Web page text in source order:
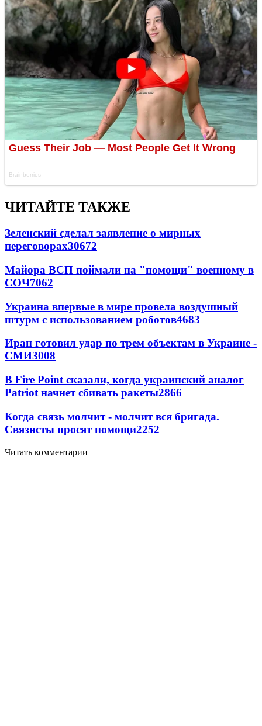
ЧИТАЙТЕ ТАКЖЕ
Зеленский сделал заявление о мирных
переговорах30672
Майора ВСП поймали на "помощи" военному в
СОЧ7062
Украина впервые в мире провела воздушный
штурм с использованием роботов4683
Иран готовил удар по трем объектам в Украине -
СМИ3008
В Fire Point сказали, когда украинский аналог
Patriot начнет сбивать ракеты2866
Когда связь молчит - молчит вся бригада.
Связисты просят помощи2252
Читать комментарии